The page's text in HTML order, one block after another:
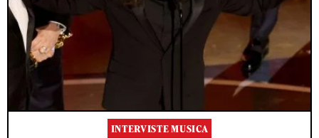
INTERVISTE MUSICA